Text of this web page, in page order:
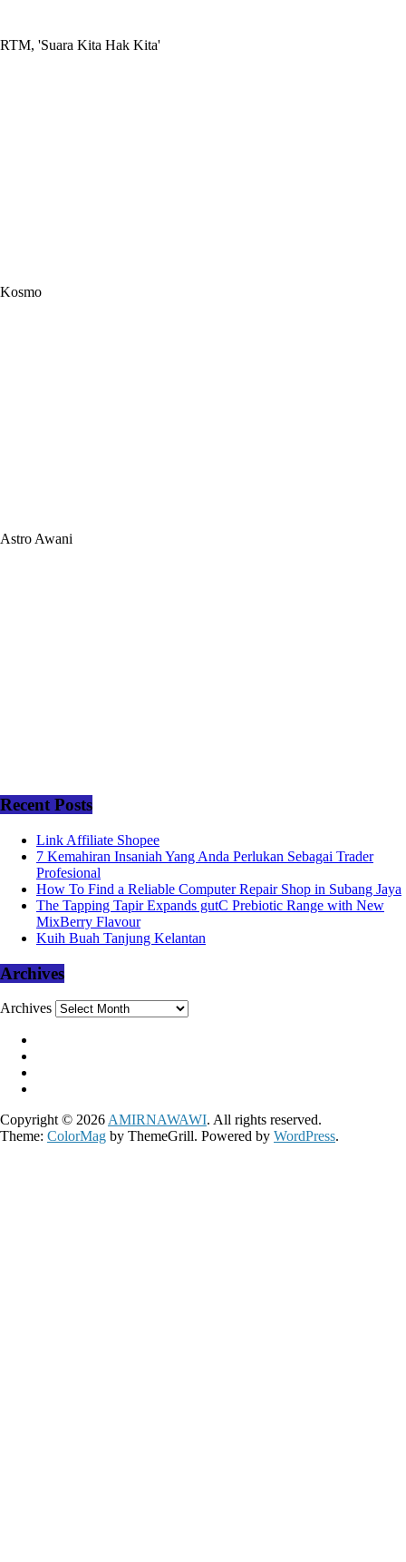
RTM, 'Suara Kita Hak Kita'
Kosmo
Astro Awani
Recent Posts
Link Affiliate Shopee
7 Kemahiran Insaniah Yang Anda Perlukan Sebagai Trader
Profesional
How To Find a Reliable Computer Repair Shop in Subang Jaya
The Tapping Tapir Expands gutC Prebiotic Range with New
MixBerry Flavour
Kuih Buah Tanjung Kelantan
Archives
Archives
Copyright © 2026 AMIRNAWAWI. All rights reserved.
Theme: ColorMag by ThemeGrill. Powered by WordPress.